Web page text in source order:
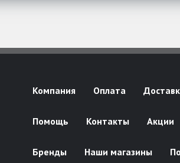
Компания Оплата
Помощь Контакты Акции
Бренды Наши магазины